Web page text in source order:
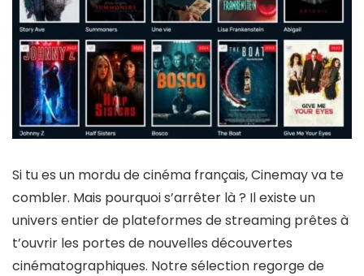
Si tu es un mordu de cinéma français, Cinemay va te
combler. Mais pourquoi s’arrêter là ? Il existe un
univers entier de plateformes de streaming prêtes à
t’ouvrir les portes de nouvelles découvertes
cinématographiques. Notre sélection regorge de